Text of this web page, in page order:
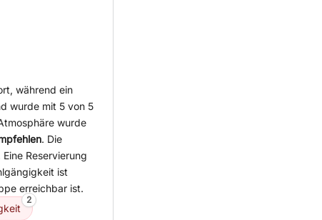
während ein
wurde mit 5 von 5
wurde
. Die
Reservierung
ist
erreichbar ist.
2